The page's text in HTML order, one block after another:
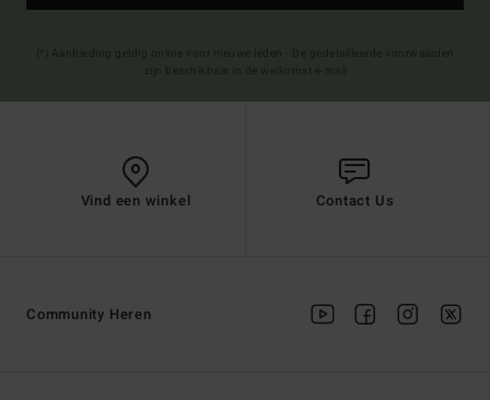
Vind een winkel Contact Us
Community Heren